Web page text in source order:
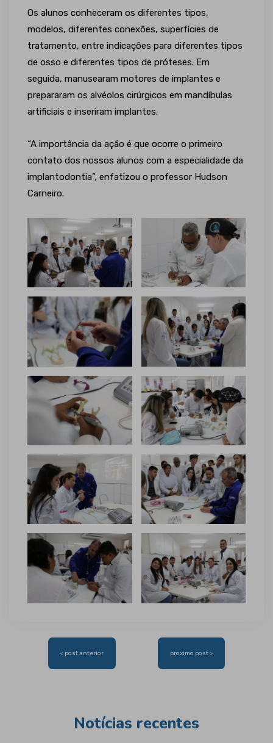
Os alunos conheceram os diferentes tipos,
modelos, diferentes conexões, superfícies de
tratamento, entre indicações para diferentes tipos
de osso e diferentes tipos de próteses. Em
seguida, manusearam motores de implantes e
prepararam os alvéolos cirúrgicos em mandíbulas
artificiais e inseriram implantes.
“A importância da ação é que ocorre o primeiro
contato dos nossos alunos com a especialidade da
implantodontia”, enfatizou o professor Hudson
Carneiro.
Navegação
< post anterior proximo post >
Notícias recentes